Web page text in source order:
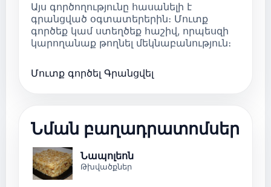
Այս գործողությունը հասանելի է
գրանցված օգտատերերին։ Մուտք
գործեք կամ ստեղծեք հաշիվ, որպեսզի
կարողանաք թողնել մեկնաբանություն։
Մուտք գործել Գրանցվել
Նման բաղադրատոմսեր
Նապոլեոն
Թխվածքներ